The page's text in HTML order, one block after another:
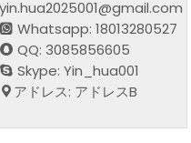
yin.hua2025001@gmail.com
Whatsapp: 18013280527
QQ: 3085856605
Skype: Yin_hua001
アドレス: アドレスB